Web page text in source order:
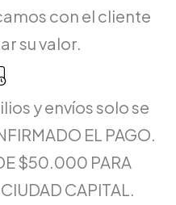
con el cliente
su valor.
y envíos solo se
EL PAGO.
$50.000 PARA
CAPITAL.